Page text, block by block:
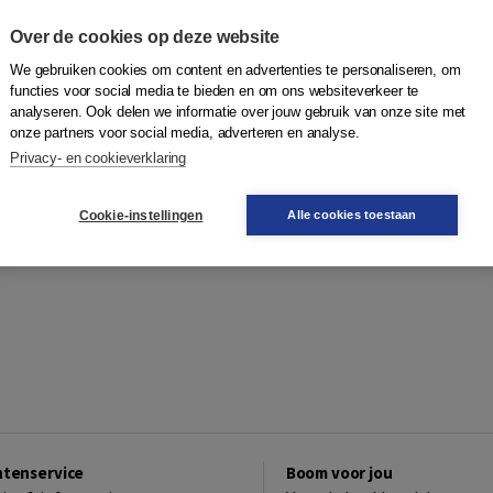
Boom voor jou
Over de cookies op deze website
We gebruiken cookies om content en advertenties te personaliseren, om
functies voor social media te bieden en om ons websiteverkeer te
analyseren. Ook delen we informatie over jouw gebruik van onze site met
onze partners voor social media, adverteren en analyse.
Privacy- en cookieverklaring
Cookie-instellingen Alle cookies toestaan